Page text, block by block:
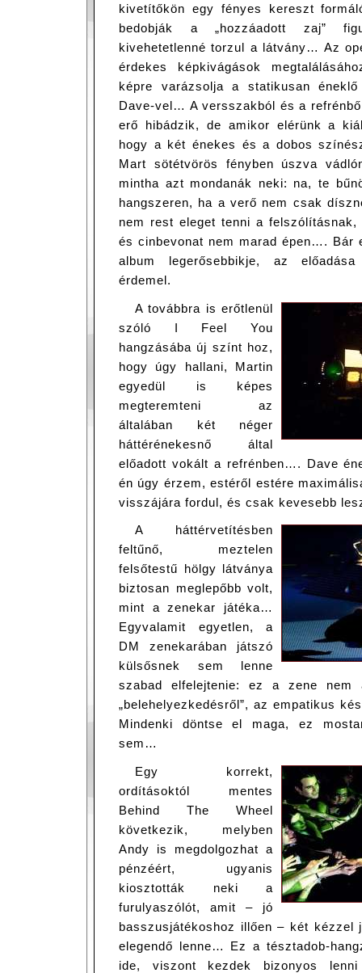
kivetítőkön egy fényes kereszt
bedobják a „hozzáadott zaj”
kivehetetlenné torzul a látvány… Az
érdekes képkivágások
képre varázsolja a statikusan
Dave-vel… A versszakból és a
erő hibádzik, de amikor elérünk a
hogy a két énekes és a dobos
Mart sötétvörös fényben úszva
mintha azt mondanák neki: na, te
hangszeren, ha a verő nem csak
nem rest eleget tenni a
és cinbevonat nem marad épen…. Bár
album legerősebbikje, az előadása
érdemel.
A továbbra is erőtlenül
szóló I Feel You
hangzásába új színt hoz,
hogy úgy hallani, Martin
egyedül is képes
megteremteni az
általában két néger
háttérénekesnő által
előadott vokált a refrénben…. Dave
én úgy érzem, estéről estére
visszájára fordul, és csak kevesebb
A háttérvetítésben
feltűnő, meztelen
felsőtestű hölgy látványa
biztosan meglepőbb volt,
mint a zenekar játéka…
Egyvalamit egyetlen, a
DM zenekarában játszó
külsősnek sem lenne
szabad elfelejtenie: ez a zene nem
„belehelyezkedésről”, az empatikus
Mindenki döntse el maga, ez
sem…
Egy korrekt,
ordításoktól mentes
Behind The Wheel
következik, melyben
Andy is megdolgozhat a
pénzéért, ugyanis
kiosztották neki a
furulyaszólót, amit – jó
basszusjátékoshoz illően – két kézzel
elegendő lenne… Ez a tésztadob-
ide, viszont kezdek bizonyos